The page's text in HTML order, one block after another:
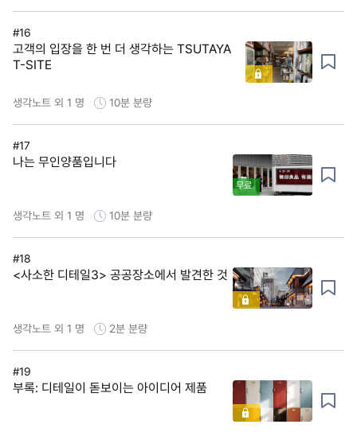
#16
고객의 입장을 한 번 더 생각하는 TSUTAYA
T-SITE
생각노트 외 1 명 10분 분량
#17
나는 무인양품입니다
무료
생각노트 외 1 명 10분 분량
#18
<사소한 디테일3> 공공장소에서 발견한 것
생각노트 외 1 명 2분 분량
#19
부록: 디테일이 돋보이는 아이디어 제품